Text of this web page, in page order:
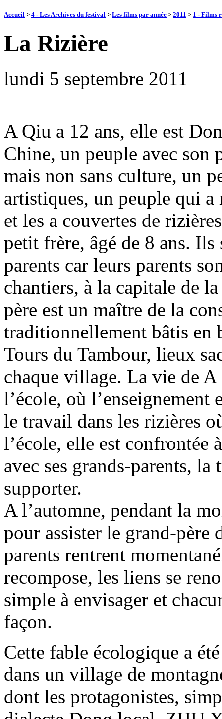
Accueil > 4 - Les Archives du festival > Les films par année > 2011 > 1 - Films
La Rizière
lundi 5 septembre 2011
A Qiu a 12 ans, elle est
Chine, un peuple avec son
mais non sans culture, un
artistiques, un peuple qui a
et les a couvertes de
petit frère, âgé de 8 ans. Ils
parents car leurs parents
chantiers, à la capitale de
père est un maître de la
traditionnellement bâtis en
Tours du Tambour, lieux
chaque village. La vie de A
l’école, où
le travail dans les rizières
l’école, elle est confrontée
avec ses grands-parents,
supporter.
A l’automne, pendant la
pour assister le grand-père
parents rentrent
recompose, les liens se
simple à envisager et
façon.
Cette fable écologique a
dans un village de
dont les protagonistes,